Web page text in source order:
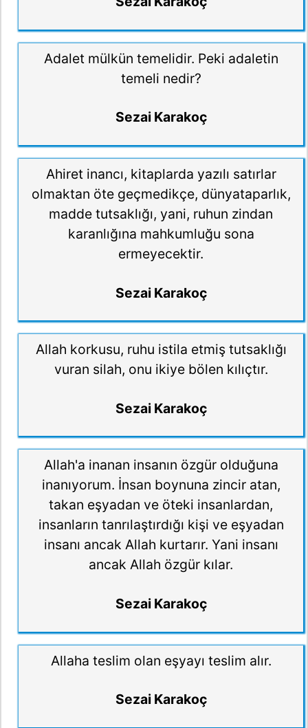
Adalet mülkün temelidir. Peki adaletin
temeli nedir?
Sezai Karakoç
Ahiret inancı, kitaplarda yazılı satırlar
olmaktan öte geçmedikçe, dünyataparlık,
madde tutsaklığı, yani, ruhun zindan
karanlığına mahkumluğu sona
ermeyecektir.
Sezai Karakoç
Allah korkusu, ruhu istila etmiş tutsaklığı
vuran silah, onu ikiye bölen kılıçtır.
Sezai Karakoç
Allah'a inanan insanın özgür olduğuna
inanıyorum. İnsan boynuna zincir atan,
takan eşyadan ve öteki insanlardan,
insanların tanrılaştırdığı kişi ve eşyadan
insanı ancak Allah kurtarır. Yani insanı
ancak Allah özgür kılar.
Sezai Karakoç
Allaha teslim olan eşyayı teslim alır.
Sezai Karakoç